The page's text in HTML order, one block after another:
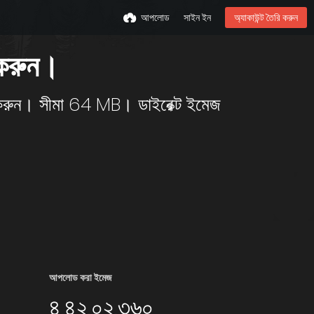
আপলোড সাইন ইন অ্যাকাউন্ট তৈরি করুন
সীমা 64 MB। ডাইরেক্ট ইমেজ
আপলোড করা ইমেজ
৪,৪২,০২,৩৬০